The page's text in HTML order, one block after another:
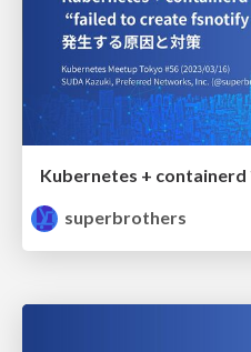
superbrothers